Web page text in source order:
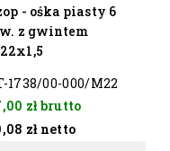
- ośka piasty 6
z gwintem
1738/00-000/M22
złbrutto
zł netto